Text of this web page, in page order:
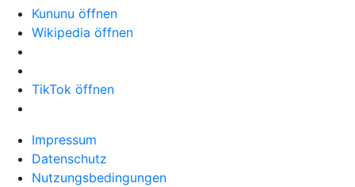
Kununu öffnen
Wikipedia öffnen
TikTok öffnen
Impressum
Datenschutz
Nutzungsbedingungen